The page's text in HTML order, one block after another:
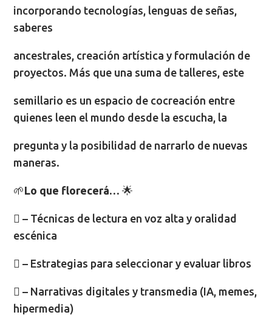
incorporando tecnologías, lenguas de señas,
saberes
ancestrales, creación artística y formulación de
proyectos. Más que una suma de talleres, este
semillario es un espacio de cocreación entre
quienes leen el mundo desde la escucha, la
pregunta y la posibilidad de narrarlo de nuevas
maneras.
🌱Lo que florecerá… 🌟
 – Técnicas de lectura en voz alta y oralidad
escénica
 – Estrategias para seleccionar y evaluar libros
 – Narrativas digitales y transmedia (IA, memes,
hipermedia)